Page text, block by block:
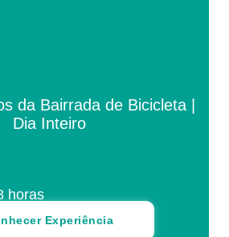
da Bairrada de Bicicleta |
Dia Inteiro
horas
Experiência